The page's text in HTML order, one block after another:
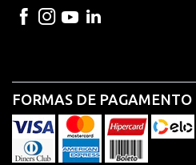
FORMAS DE PAGAMENTO